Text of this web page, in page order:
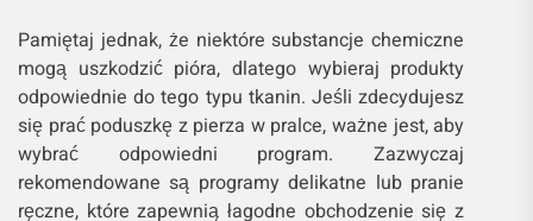
Pamiętaj jednak, że niektóre substancje chemiczne
mogą uszkodzić pióra, dlatego wybieraj produkty
odpowiednie do tego typu tkanin. Jeśli zdecydujesz
się prać poduszkę z pierza w pralce, ważne jest, aby
wybrać odpowiedni program. Zazwyczaj
rekomendowane są programy delikatne lub pranie
ręczne, które zapewnią łagodne obchodzenie się z